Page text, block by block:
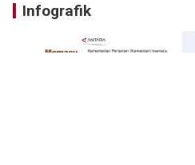
Infografik